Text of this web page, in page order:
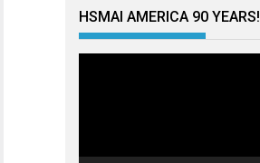
HSMAI AMERICA 90 YEARS!